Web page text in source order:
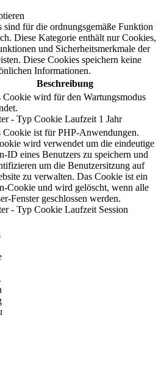
für die ordnungsgemäße Funktion
Diese Kategorie enthält nur Cookies,
und Sicherheitsmerkmale der
Diese Cookies speichern keine
Informationen.
Beschreibung
Cookie wird für den Wartungsmodus
- Typ Cookie Laufzeit 1 Jahr
Cookie ist für PHP-Anwendungen.
wird verwendet um die eindeutige
ID eines Benutzers zu speichern und
um die Benutzersitzung auf
zu verwalten. Das Cookie ist ein
Cookie und wird gelöscht, wenn alle
Fenster geschlossen werden.
- Typ Cookie Laufzeit Session